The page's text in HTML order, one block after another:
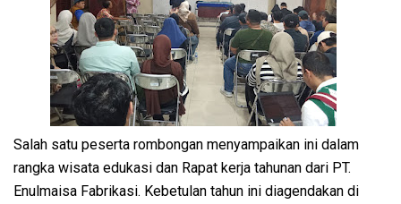
Salah satu peserta rombongan menyampaikan ini dalam
rangka wisata edukasi dan Rapat kerja tahunan dari PT.
Enulmaisa Fabrikasi. Kebetulan tahun ini diagendakan di